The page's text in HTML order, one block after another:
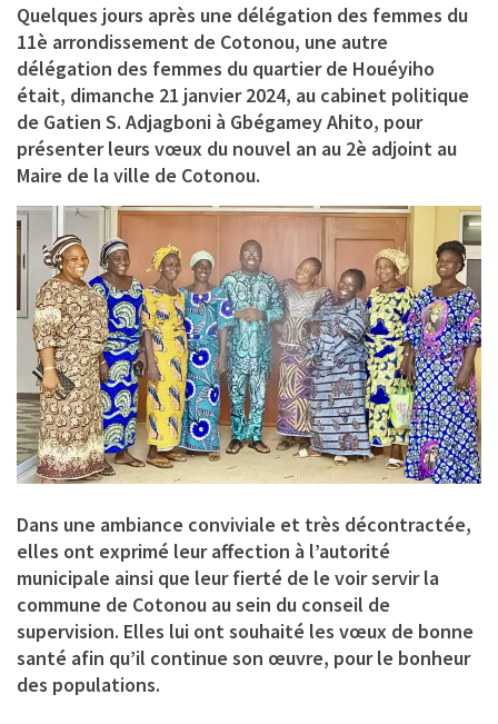
Quelques jours après une délégation des femmes du
11è arrondissement de Cotonou, une autre
délégation des femmes du quartier de Houéyiho
était, dimanche 21 janvier 2024, au cabinet politique
de Gatien S. Adjagboni à Gbégamey Ahito, pour
présenter leurs vœux du nouvel an au 2è adjoint au
Maire de la ville de Cotonou.
Dans une ambiance conviviale et très décontractée,
elles ont exprimé leur affection à l’autorité
municipale ainsi que leur fierté de le voir servir la
commune de Cotonou au sein du conseil de
supervision. Elles lui ont souhaité les vœux de bonne
santé afin qu’il continue son œuvre, pour le bonheur
des populations.